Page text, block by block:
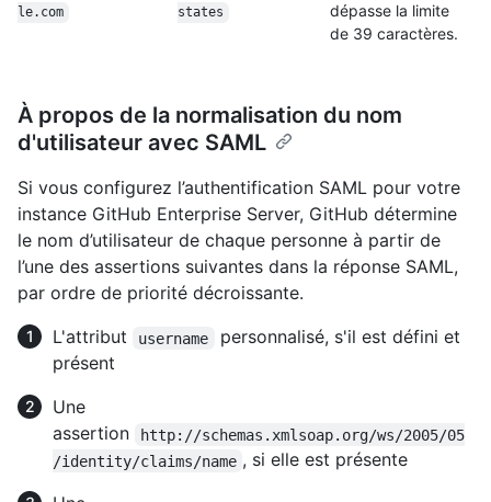
le.com
states
dépasse la limite
de 39 caractères.
À propos de la normalisation du nom
d'utilisateur avec SAML
Si vous configurez l’authentification SAML pour votre
instance GitHub Enterprise Server, GitHub détermine
le nom d’utilisateur de chaque personne à partir de
l’une des assertions suivantes dans la réponse SAML,
par ordre de priorité décroissante.
L'attribut
username
personnalisé, s'il est défini et
présent
Une
assertion
http://schemas.xmlsoap.org/ws/2005/05
/identity/claims/name , si elle est présente